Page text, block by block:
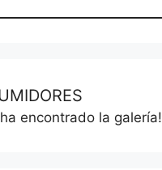
ha encontrado la galería!